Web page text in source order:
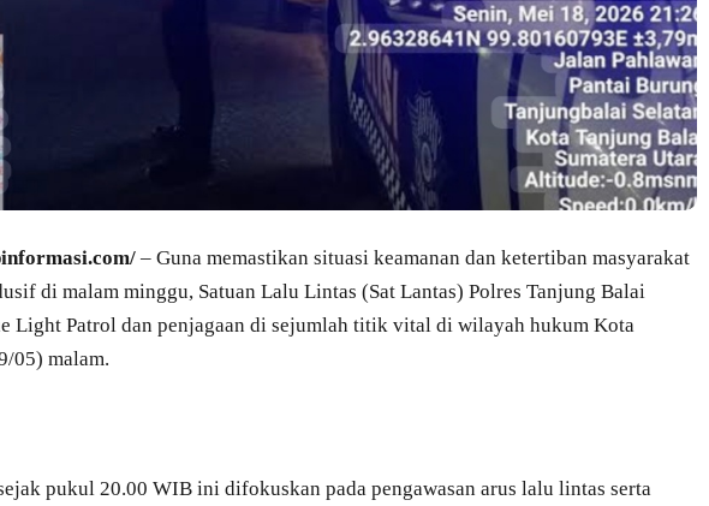
– Guna memastikan situasi keamanan dan ketertiban masyarakat
di malam minggu, Satuan Lalu Lintas (Sat Lantas) Polres Tanjung Balai
Light Patrol dan penjagaan di sejumlah titik vital di wilayah hukum Kota
05) malam.
pukul 20.00 WIB ini difokuskan pada pengawasan arus lalu lintas serta